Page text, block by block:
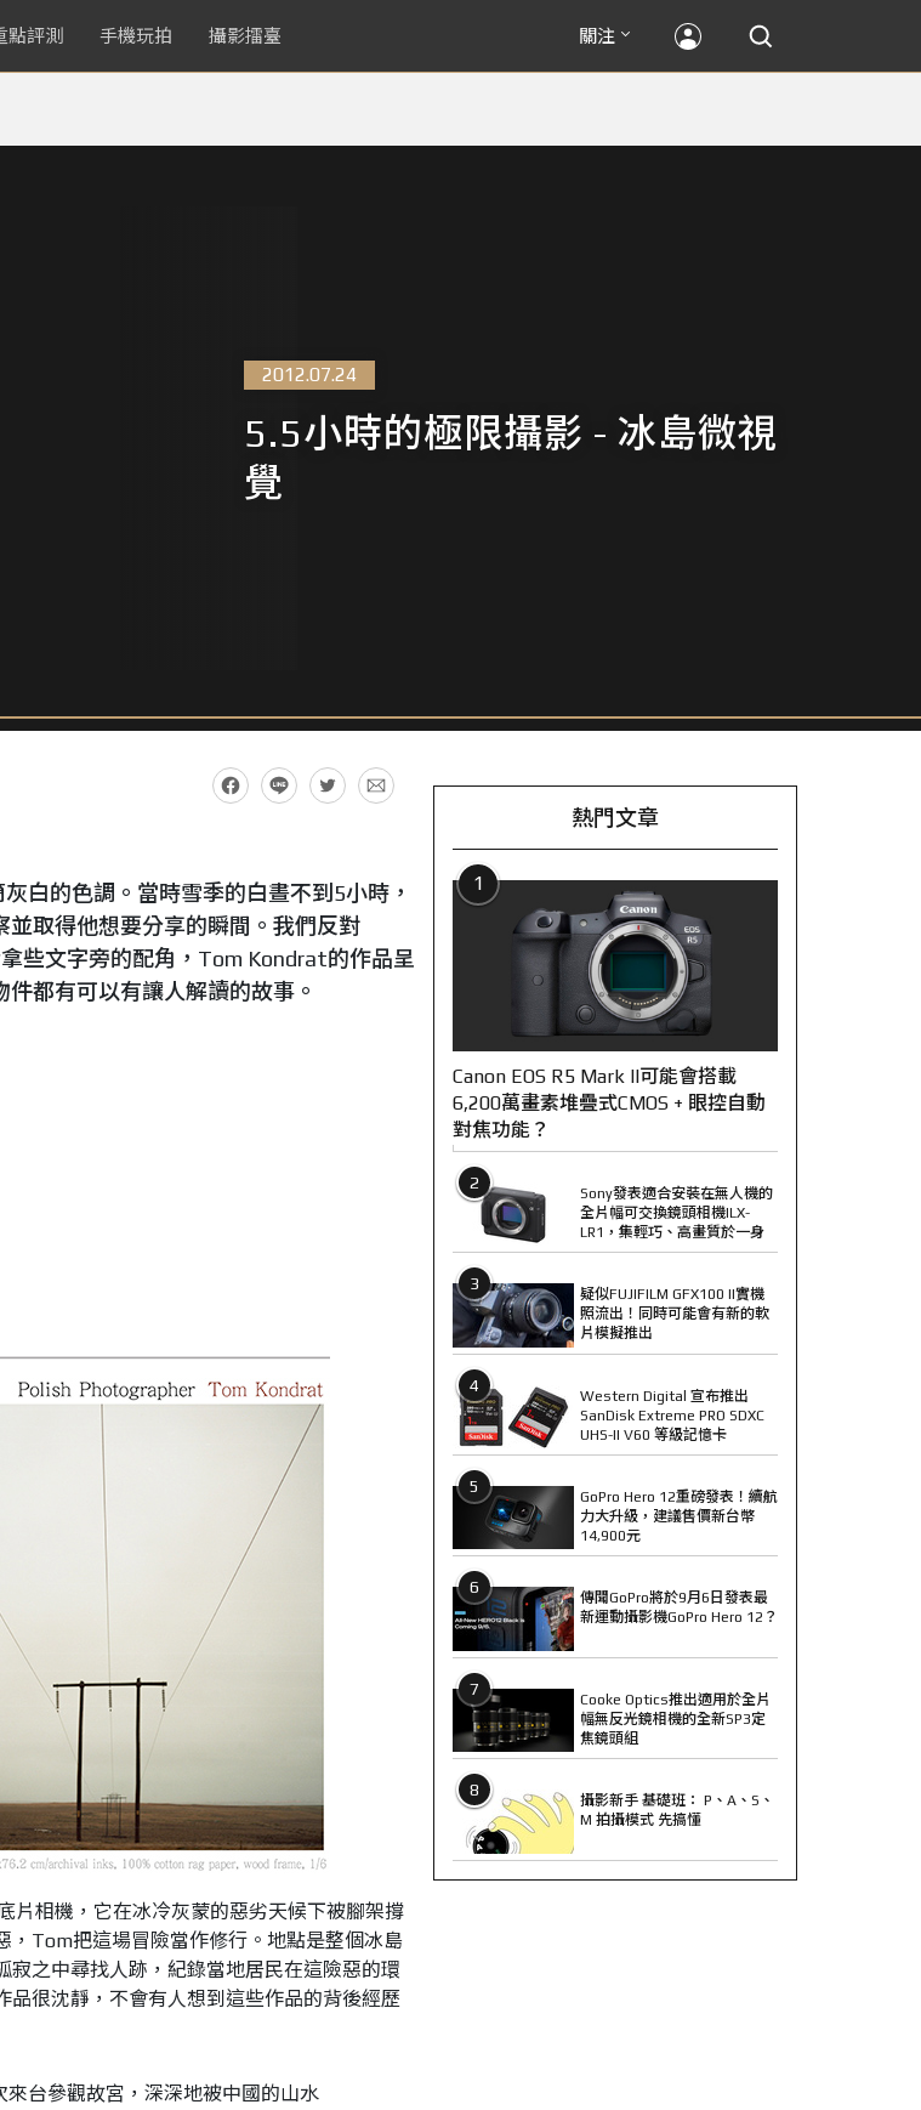
點評測 手機玩拍 攝影擂臺 關注
2012.07.24
5.5小時的極限攝影 - 冰島微視
覺
白的色調。當時雪季的白晝不到5小時，
取得他想要分享的瞬間。我們反對
些文字旁的配角，Tom Kondrat的作品呈
都有可以有讓人解讀的故事。
片相機，它在冰冷灰蒙的惡劣天候下被腳架撐
，Tom把這場冒險當作修行。地點是整個冰島
之中尋找人跡，紀錄當地居民在這險惡的環
很沈靜，不會有人想到這些作品的背後經歷
台參觀故宮，深深地被中國的山水
熱門文章
1
Canon EOS R5 Mark II可能會搭載
6,200萬畫素堆疊式CMOS + 眼控自動
對焦功能？
2
Sony發表適合安裝在無人機的
全片幅可交換鏡頭相機ILX-
LR1，集輕巧、高畫質於一身
3
疑似FUJIFILM GFX100 II實機
照流出！同時可能會有新的軟
片模擬推出
4
Western Digital 宣布推出
SanDisk Extreme PRO SDXC
UHS-II V60 等級記憶卡
5
GoPro Hero 12重磅發表！續航
力大升級，建議售價新台幣
14,900元
6
傳聞GoPro將於9月6日發表最
新運動攝影機GoPro Hero 12？
7
Cooke Optics推出適用於全片
幅無反光鏡相機的全新SP3定
焦鏡頭組
8
攝影新手 基礎班： P、A、S、
M 拍攝模式 先搞懂